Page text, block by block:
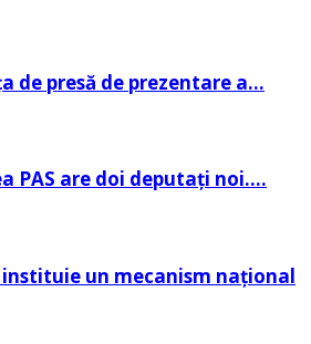
de presă de prezentare a…
PAS are doi deputați noi….
instituie un mecanism național